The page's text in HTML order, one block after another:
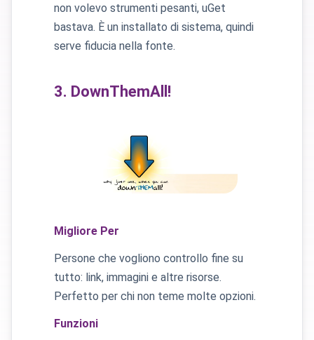
non volevo strumenti pesanti, uGet
bastava. È un installato di sistema, quindi
serve fiducia nella fonte.
3. DownThemAll!
Migliore Per
Persone che vogliono controllo fine su
tutto: link, immagini e altre risorse.
Perfetto per chi non teme molte opzioni.
Funzioni